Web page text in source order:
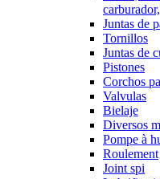
Juntas de
Tornillos
Juntas de
Pistones
Corchos
Valvulas
Bielaje
Diversos
Pompe à
Roulement
Joint spi